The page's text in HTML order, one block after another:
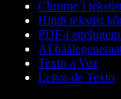
Chrome’i
Hindi tekstist
PDF-i
AI
Texto a Voz
Leitor de Texto